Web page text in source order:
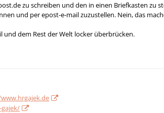
zu schreiben und den in einen Briefkasten zu
und per epost-e-mail zuzustellen. Nein, das
dem Rest der Welt locker überbrücken.